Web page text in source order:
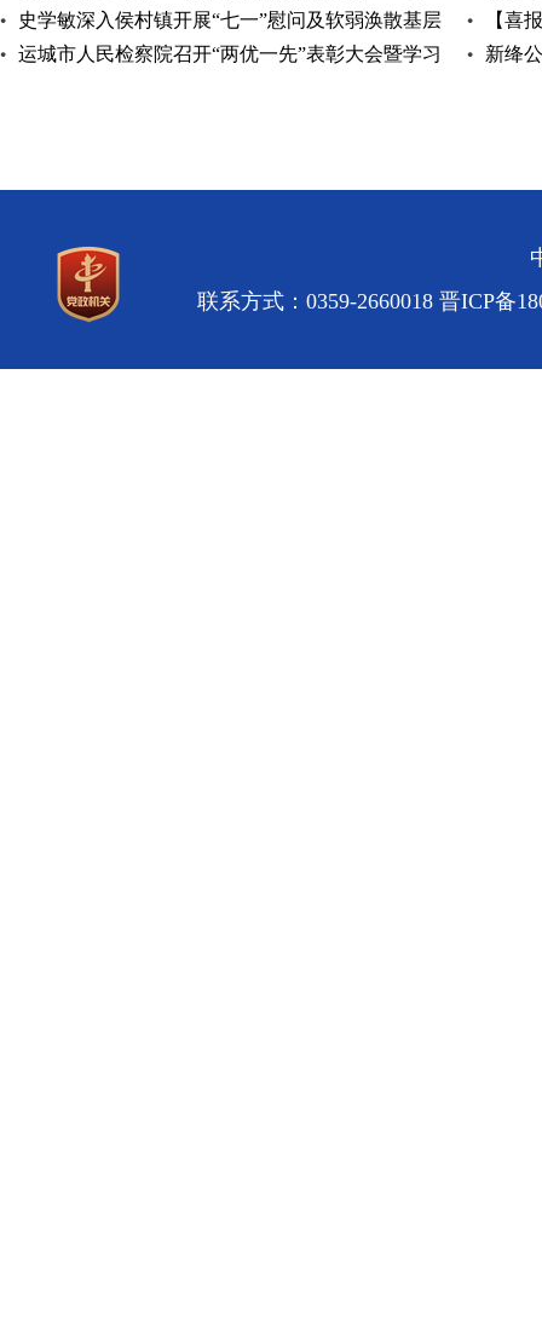
史学敏深入侯村镇开展“七一”慰问及软弱涣散基层
党组织整顿
【喜
进基层
运城市人民检察院召开“两优一先”表彰大会暨学习
新绛
联系方式：0359-2660018 晋ICP备